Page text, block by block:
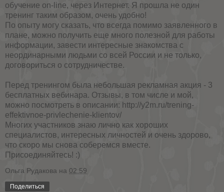
обучение on-line, через Интернет. Я прошла не один
тренинг таким образом, очень удобно!
По опыту могу сказать, что всегда помимо заявленного в
плане, можно получить еще много полезной для работы
информации, завести интересные знакомства с
неординарными людьми со всей России и не только,
договориться о сотрудничестве.
Перед тренингом была небольшая рекламная акция - 3
бесплатных вебинара. Отзывы, в том числе и мой,
можно посмотреть в описании: http://y2m.ru/trening-
effektivnoe-privlechenie-klientov/
Многих участников знаю лично как хороших
специалистов, интересных личностей и очень здорово,
что скоро мы снова соберемся вместе.
Присоединяйтесь! :)
Ольга Рудакова на 02:59
Поделиться